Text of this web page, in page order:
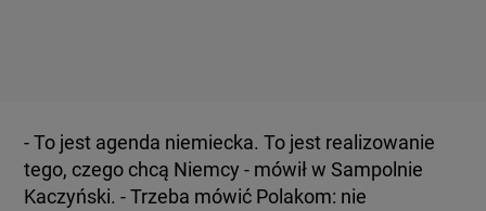
- To jest agenda niemiecka. To jest realizowanie
tego, czego chcą Niemcy - mówił w Sampolnie
Kaczyński. - Trzeba mówić Polakom: nie